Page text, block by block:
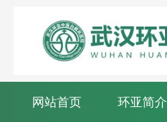
网站首页 环亚简介